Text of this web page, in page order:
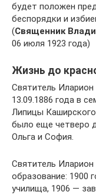
будет положен
беспорядки и
(Священник
06 июля 1923 года)
Жизнь до
Святитель
13.09.1886 года в
Липицы
было еще четверо
Ольга и София.
Святитель Иларион
образование: 1900
училища, 1906 —